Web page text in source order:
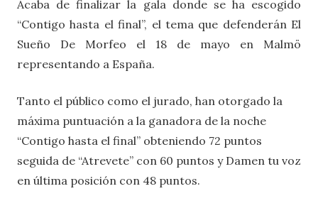
Acaba de finalizar la gala donde se ha escogido
“Contigo hasta el final”, el tema que defenderán El
Sueño De Morfeo el 18 de mayo en Malmö
representando a España.
Tanto el público como el jurado, han otorgado la
máxima puntuación a la ganadora de la noche
“Contigo hasta el final” obteniendo 72 puntos
seguida de “Atrevete” con 60 puntos y Damen tu voz
en última posición con 48 puntos.